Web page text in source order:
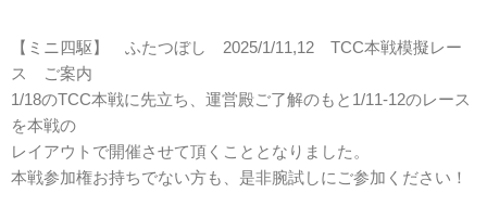
雪下ろし装置
ゴルフパター
設備紹介
主要設備
【ミニ四駆】 ふたつぼし 2025/1/11,12 TCC本戦模擬レー
ス ご案内
1/18のTCC本戦に先立ち、運営殿ご了解のもと1/11-12のレース
を本戦の
レイアウトで開催させて頂くこととなりました。
本戦参加権お持ちでない方も、是非腕試しにご参加ください！